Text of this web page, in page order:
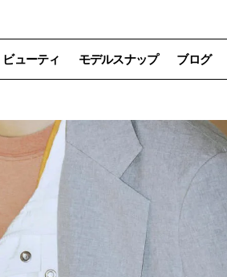
ビューティ モデルスナップ ブログ